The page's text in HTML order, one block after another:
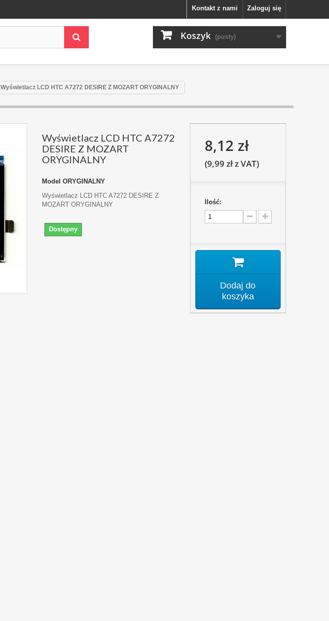
Zaloguj się
Kontakt z nami
Koszyk (pusty)
Wyświetlacz LCD HTC A7272 DESIRE Z MOZART ORYGINALNY
Wyświetlacz LCD HTC A7272
DESIRE Z MOZART
ORYGINALNY
Model ORYGINALNY
Wyświetlacz LCD HTC A7272 DESIRE Z
MOZART ORYGINALNY
Dostępny
8,12 zł
(9,99 zł z VAT)
Ilość:
Dodaj do
koszyka